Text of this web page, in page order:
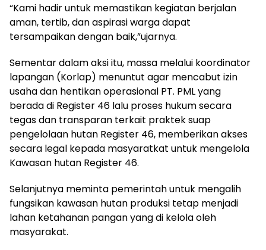
“Kami hadir untuk memastikan kegiatan berjalan
aman, tertib, dan aspirasi warga dapat
tersampaikan dengan baik,”ujarnya.
Sementar dalam aksi itu, massa melalui koordinator
lapangan (Korlap) menuntut agar mencabut izin
usaha dan hentikan operasional PT. PML yang
berada di Register 46 lalu proses hukum secara
tegas dan transparan terkait praktek suap
pengelolaan hutan Register 46, memberikan akses
secara legal kepada masyaratkat untuk mengelola
Kawasan hutan Register 46.
Selanjutnya meminta pemerintah untuk mengalih
fungsikan kawasan hutan produksi tetap menjadi
lahan ketahanan pangan yang di kelola oleh
masyarakat.